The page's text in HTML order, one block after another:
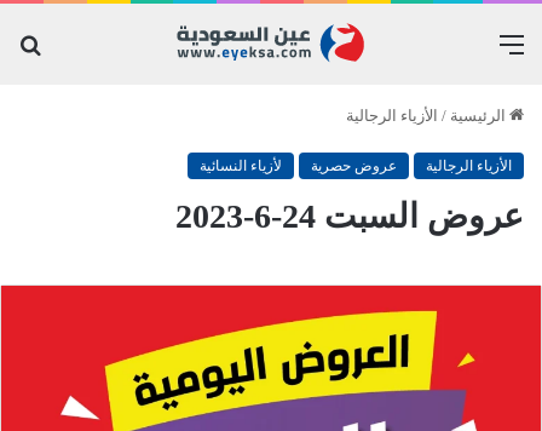
القائمة
الرئيسية / الأزياء الرجالية
الأزياء الرجالية عروض حصرية لأزياء النسائية
عروض السبت 24-6-2023